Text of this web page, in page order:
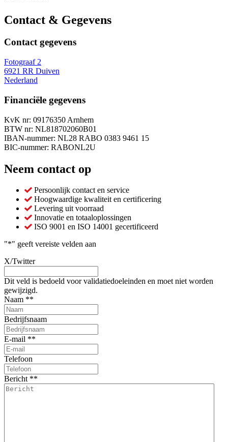
Contact & Gegevens
Contact gegevens
Fotograaf 2
6921 RR Duiven
Nederland
Financiële gegevens
KvK nr: 09176350 Arnhem
BTW nr: NL818702060B01
IBAN-nummer: NL28 RABO 0383 9461 15
BIC-nummer: RABONL2U
Neem contact op
Persoonlijk contact en service
Hoogwaardige kwaliteit en certificering
Levering uit voorraad
Innovatie en totaaloplossingen
ISO 9001 en ISO 14001 gecertificeerd
"*" geeft vereiste velden aan
X/Twitter
Dit veld is bedoeld voor validatiedoeleinden en moet niet worden
gewijzigd.
Naam **
Bedrijfsnaam
E-mail **
Telefoon
Bericht **